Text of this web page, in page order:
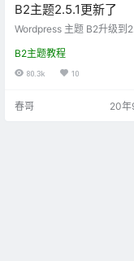
B2主题2.5.1更新了
Wordpress 主题 B2升级到
问答、投票、PK等功能，还
查看隐藏内容、登陆查看隐
所有功能。
B2主题教程
80.3k 10
春哥 20年